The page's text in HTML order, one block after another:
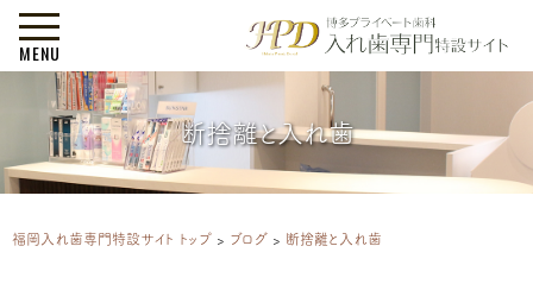
MENU
断捨離と入れ歯
福岡入れ歯専門特設サイト トップ > ブログ > 断捨離と入れ歯